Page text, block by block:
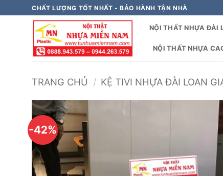
qua
CHẤT LƯỢNG TỐT NHẤT - BẢO HÀNH TẬN NHÀ
NỘI THẤT NHỰA ĐÀI
NỘI THẤT NHỰA
TRANG CHỦ / KỆ TIVI NHỰA ĐÀI LOAN
-42%